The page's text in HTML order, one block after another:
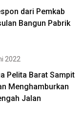
dari Pemkab
Bangun Pabrik
2022
Pelita Barat Sampit
Menghamburkan
Jalan